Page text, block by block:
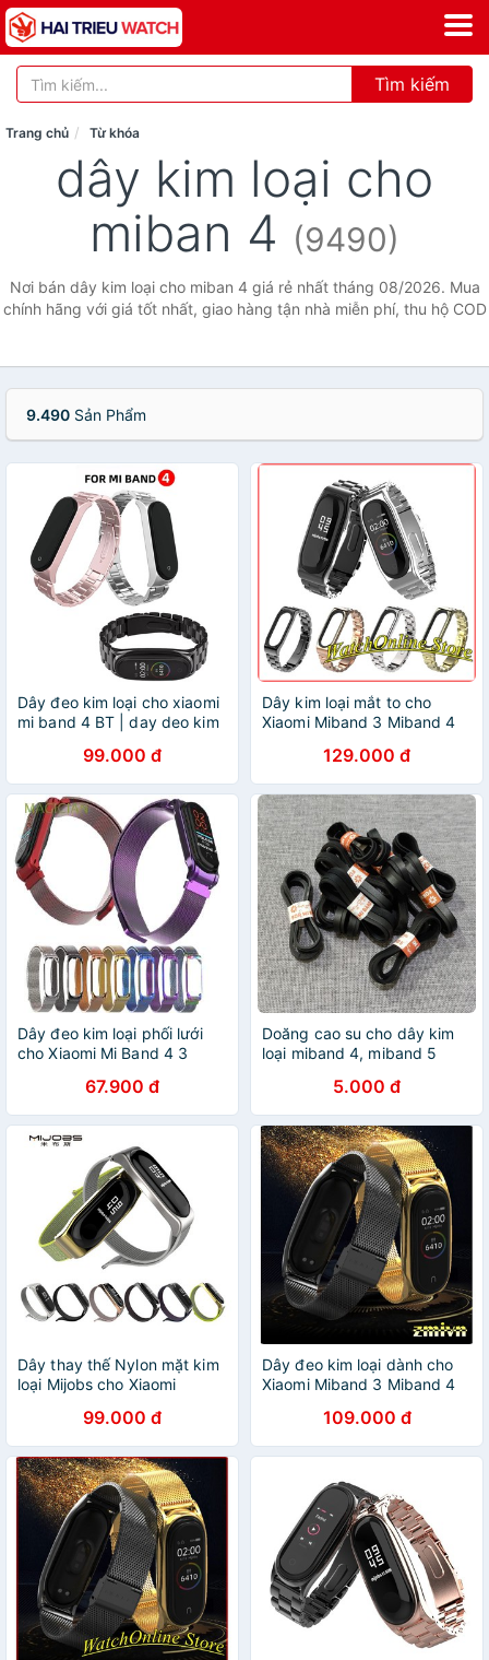
Tìm kiếm
Trang chủ Từ khóa
dây kim loại cho
miban 4 (9490)
Nơi bán dây kim loại cho miban 4 giá rẻ nhất tháng 08/2026. Mua
chính hãng với giá tốt nhất, giao hàng tận nhà miễn phí, thu hộ COD
9.490 Sản Phẩm
Dây đeo kim loại cho xiaomi
mi band 4 BT | day deo kim
99.000 đ
Dây kim loại mắt to cho
Xiaomi Miband 3 Miband 4
129.000 đ
Dây đeo kim loại phối lưới
cho Xiaomi Mi Band 4 3
67.900 đ
Doăng cao su cho dây kim
loại miband 4, miband 5
5.000 đ
Dây thay thế Nylon mặt kim
loại Mijobs cho Xiaomi
99.000 đ
Dây đeo kim loại dành cho
Xiaomi Miband 3 Miband 4
109.000 đ